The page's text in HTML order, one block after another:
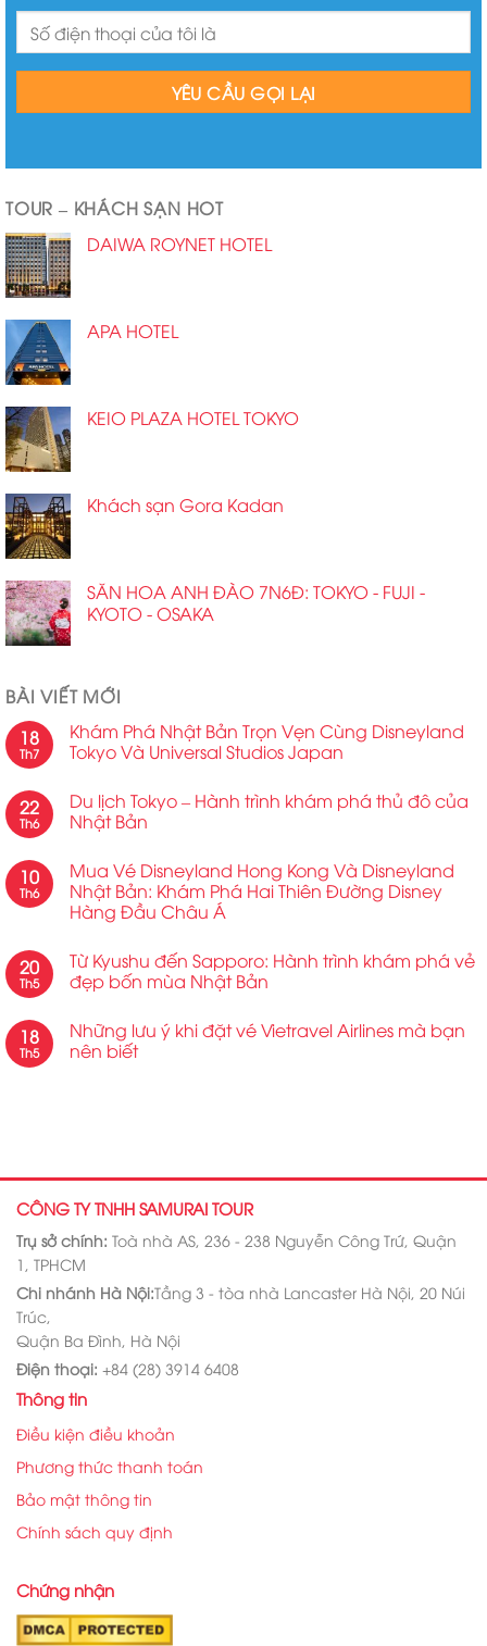
TOUR – KHÁCH SẠN HOT
DAIWA ROYNET HOTEL
APA HOTEL
KEIO PLAZA HOTEL TOKYO
Khách sạn Gora Kadan
SĂN HOA ANH ĐÀO 7N6Đ: TOKYO - FUJI -
KYOTO - OSAKA
BÀI VIẾT MỚI
18
Th7
Khám Phá Nhật Bản Trọn Vẹn Cùng Disneyland
Tokyo Và Universal Studios Japan
22
Th6
Du lịch Tokyo – Hành trình khám phá thủ đô của
Nhật Bản
10
Th6
Mua Vé Disneyland Hong Kong Và Disneyland
Nhật Bản: Khám Phá Hai Thiên Đường Disney
Hàng Đầu Châu Á
20
Th5
Từ Kyushu đến Sapporo: Hành trình khám phá vẻ
đẹp bốn mùa Nhật Bản
18
Th5
Những lưu ý khi đặt vé Vietravel Airlines mà bạn
nên biết
CÔNG TY TNHH SAMURAI TOUR
Trụ sở chính: Toà nhà AS, 236 - 238 Nguyễn Công Trứ, Quận
1, TPHCM
Chi nhánh Hà Nội:Tầng 3 - tòa nhà Lancaster Hà Nội, 20 Núi
Trúc,
Quận Ba Đình, Hà Nội
Điện thoại: +84 (28) 3914 6408
Thông tin
Điều kiện điều khoản
Phương thức thanh toán
Bảo mật thông tin
Chính sách quy định
Chứng nhận